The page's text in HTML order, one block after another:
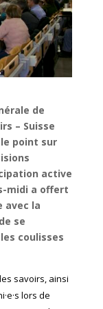
de
– Suisse
point sur
active
midi a offert
avec la
se
coulisses
savoirs, ainsi
lors de